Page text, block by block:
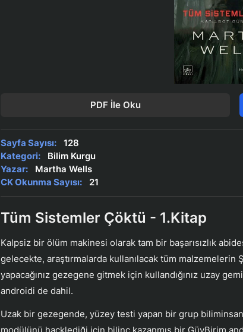
PDF İle Oku
Sayfa Sayısı:
128
Kategori:
Bilim Kurgu
Yazar:
Martha Wells
CK Okunma Sayısı:
21
Tüm Sistemler Çöktü - 1.Kitap
Kalpsiz bir ölüm makinesi olarak tam bir başarısızlık
gelecekte, araştırmalarda kullanılacak tüm malzemelerin
yapacağınız gezegene gitmek için kullandığınız uzay
androidi de dahil.
Uzak bir gezegende, yüzey testi yapan bir grup